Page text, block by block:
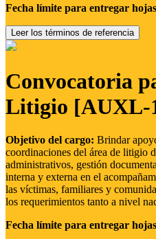
Fecha límite para entregar
Leer los términos de referencia
Convocatoria
Litigio [AUXL-
Objetivo del cargo: Brindar
coordinaciones del área de litigio
administrativos, gestión
interna y externa en el
las víctimas, familiares y
los requerimientos tanto a nivel
Fecha límite para entregar